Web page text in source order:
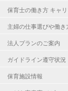
保育士の働き方 キャ
主婦の仕事選びや働き
法人プランのご案内
ガイドライン遵守状況
保育施設情報